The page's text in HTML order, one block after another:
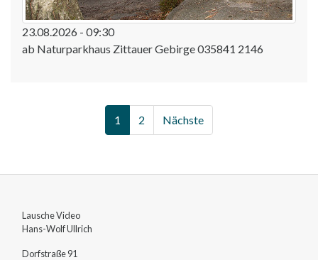
23.08.2026 - 09:30
ab Naturparkhaus Zittauer Gebirge 035841 2146
1 2 Nächste
Lausche Video
Hans-WolfUllrich
Dorfstraße 91